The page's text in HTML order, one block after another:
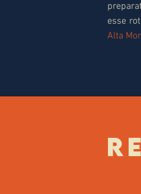
esse
Alta